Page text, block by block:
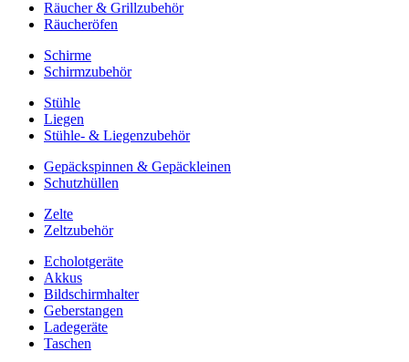
Räucher & Grillzubehör
Räucheröfen
Schirme
Schirmzubehör
Stühle
Liegen
Stühle- & Liegenzubehör
Gepäckspinnen & Gepäckleinen
Schutzhüllen
Zelte
Zeltzubehör
Echolotgeräte
Akkus
Bildschirmhalter
Geberstangen
Ladegeräte
Taschen